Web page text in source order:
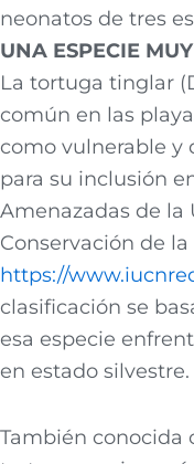
neonatos de tres
UNA ESPECIE
La tortuga tinglar
común en las
como vulnerable y
para su inclusión
Amenazadas de la
Conservación de
https://
clasificación se
esa especie
en estado silvestre.
También conocida